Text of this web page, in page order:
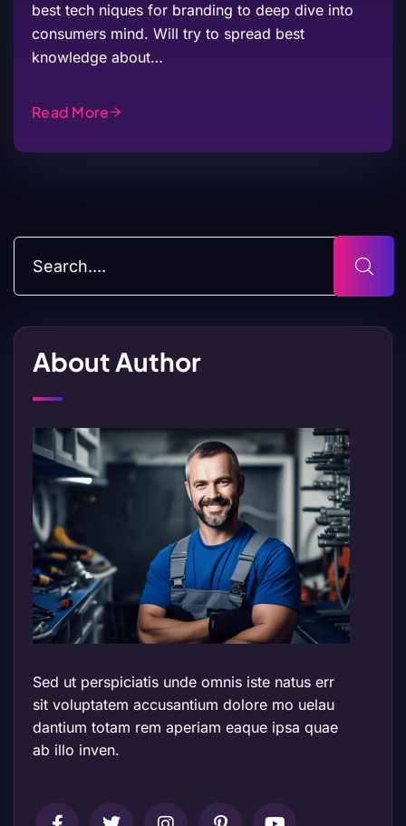
best tech niques for branding to deep dive into
consumers mind. Will try to spread best
knowledge about…
Read More
About Author
Sed ut perspiciatis unde omnis iste natus err
sit voluptatem accusantium dolore mo uelau
dantium totam rem aperiam eaque ipsa quae
ab illo inven.